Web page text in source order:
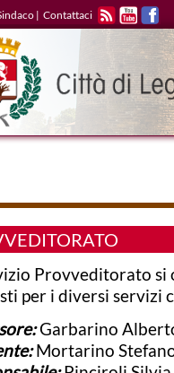
| Contattaci RSS YOUTUBE
Provveditorato si
per i diversi servizi
Garbarino
Mortarino